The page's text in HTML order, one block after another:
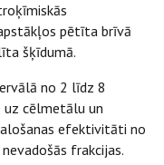
pētīta brīvā
šķīdumā.
no 2 līdz 8
cēlmetālu un
efektivitāti no
frakcijas.